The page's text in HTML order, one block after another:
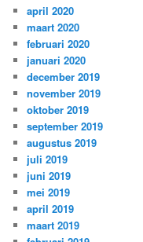
april 2020
maart 2020
februari 2020
januari 2020
december 2019
november 2019
oktober 2019
september 2019
augustus 2019
juli 2019
juni 2019
mei 2019
april 2019
maart 2019